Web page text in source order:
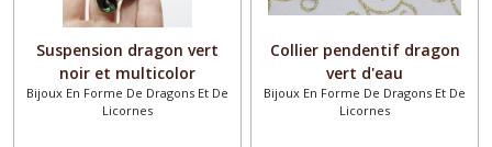
Suspension dragon vert
noir et multicolor
Bijoux En Forme De Dragons Et De
Licornes
Collier pendentif dragon
vert d'eau
Bijoux En Forme De Dragons Et De
Licornes